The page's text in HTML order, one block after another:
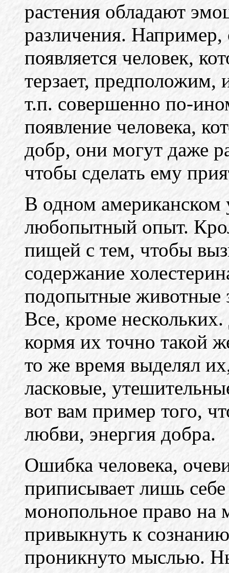
растения обладают
различения.
появляется человек,
терзает, предположим,
т.п. совершенно по-
появление человека,
добр, они могут даже
чтобы сделать ему
В одном американском
любопытный опыт.
пищей с тем, чтобы
содержание
подопытные животные
Все, кроме
кормя их точно такой
то же время выделял
ласковые,
вот вам пример того,
любви, энергия добра.
Ошибка человека,
приписывает лишь
монопольное право на
привыкнуть к
проникнуто мыслью.